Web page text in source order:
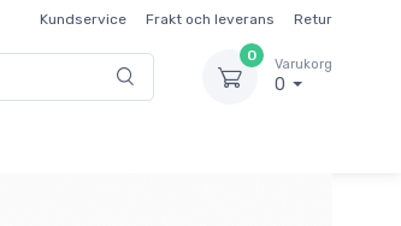
Kundservice Frakt och leverans Retur
0
Varukorg
0